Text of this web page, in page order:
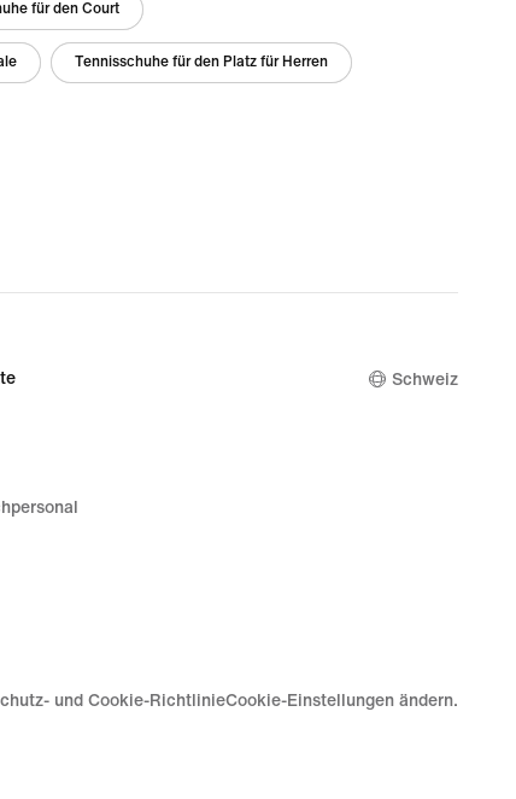
für den Court
Tennisschuhe für den Platz für Herren
Schweiz
und Cookie-RichtlinieCookie-Einstellungen ändern.